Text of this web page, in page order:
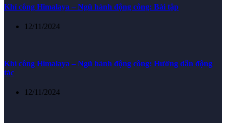
Khí công Himalaya – Ngũ hành động công: Bài tập
12/11/2024
Khí công Himalaya – Ngũ hành động công: Hướng dẫn động
tác
12/11/2024